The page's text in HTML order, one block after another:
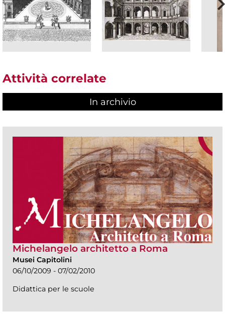
Attività correlate
In archivio
Michelangelo architetto a Roma
Musei Capitolini
06/10/2009 - 07/02/2010
Didattica per le scuole